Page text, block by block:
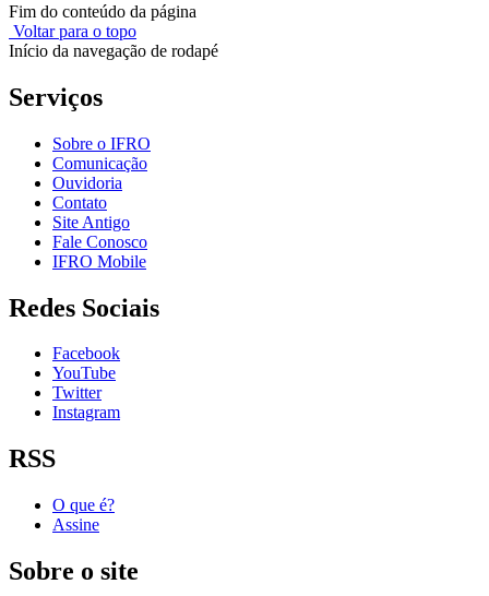
Fim do conteúdo da página
Voltar para o topo
Início da navegação de rodapé
Serviços
Sobre o IFRO
Comunicação
Ouvidoria
Contato
Site Antigo
Fale Conosco
IFRO Mobile
Redes Sociais
Facebook
YouTube
Twitter
Instagram
RSS
O que é?
Assine
Sobre o site